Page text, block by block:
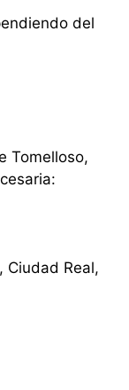
del
Tomelloso,
Ciudad Real,